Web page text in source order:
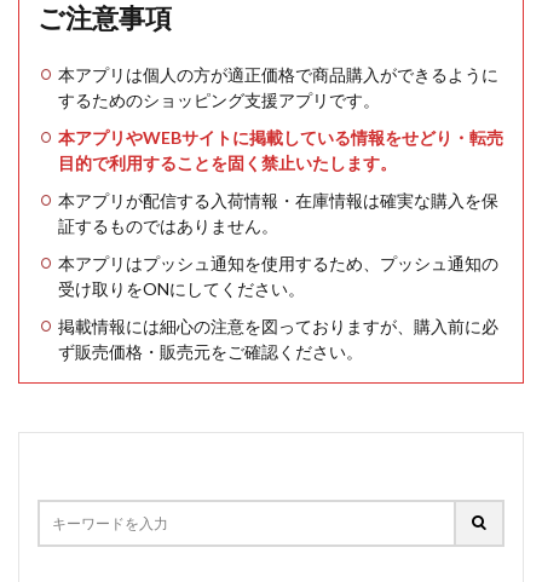
ご注意事項
本アプリは個人の方が適正価格で商品購入ができるように
するためのショッピング支援アプリです。
本アプリやWEBサイトに掲載している情報をせどり・転売
目的で利用することを固く禁止いたします。
本アプリが配信する入荷情報・在庫情報は確実な購入を保
証するものではありません。
本アプリはプッシュ通知を使用するため、プッシュ通知の
受け取りをONにしてください。
掲載情報には細心の注意を図っておりますが、購入前に必
ず販売価格・販売元をご確認ください。